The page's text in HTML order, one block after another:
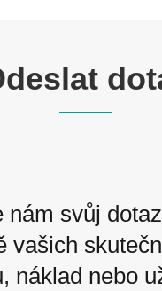
nám svůj
vašich
náklad nebo